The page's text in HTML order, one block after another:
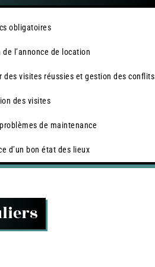
obligatoires
de l’annonce de location
des visites réussies et gestion des conflits
des visites
de maintenance
d’un bon état des lieux